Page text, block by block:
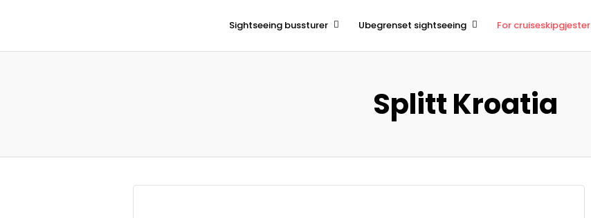
Sightseeing bussturer Ubegrenset sightseeing For cruiseskipgjester
Splitt Kroatia